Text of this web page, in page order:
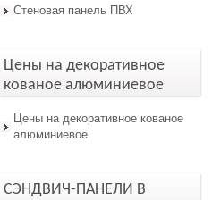
Стеновая панель ПВХ
Цены на декоративное
кованое алюминиевое
Цены на декоративное кованое
алюминиевое
СЭНДВИЧ-ПАНЕЛИ В